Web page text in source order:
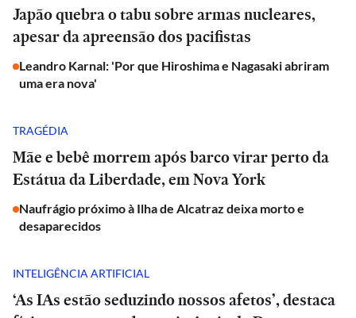
Japão quebra o tabu sobre armas nucleares,
apesar da apreensão dos pacifistas
Leandro Karnal: 'Por que Hiroshima e Nagasaki abriram
uma era nova'
TRAGÉDIA
Mãe e bebê morrem após barco virar perto da
Estátua da Liberdade, em Nova York
Naufrágio próximo à Ilha de Alcatraz deixa morto e
desaparecidos
INTELIGÊNCIA ARTIFICIAL
‘As IAs estão seduzindo nossos afetos’, destaca